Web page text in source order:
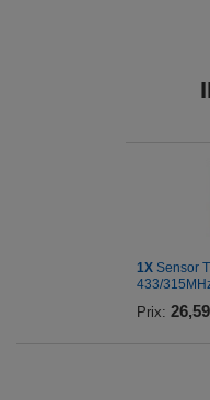
1X Sensor
433/
Prix: